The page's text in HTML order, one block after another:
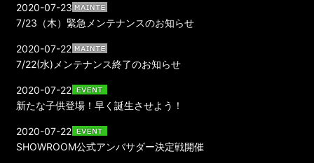
7/23（木）緊急メンテナンスのお知らせ
2020-07-23
7/22(水)メンテナンス終了のお知らせ
2020-07-22
新たな子供登場！早く誕生させよう！
2020-07-22
SHOWROOM公式アンバサダー決定戦開催
2020-07-22